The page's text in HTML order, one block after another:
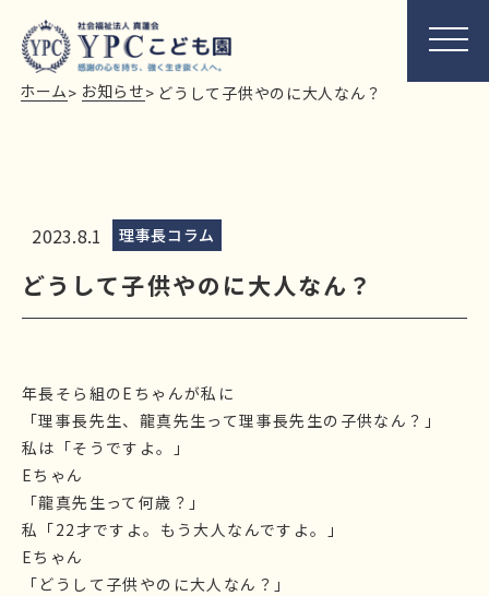
ホーム> お知らせ> どうして子供やのに大人なん？
2023.8.1 理事長コラム
どうして子供やのに大人なん？
年長そら組のEちゃんが私に
「理事長先生、龍真先生って理事長先生の子供なん？」
私は「そうですよ。」
Eちゃん
「龍真先生って何歳？」
私「22才ですよ。もう大人なんですよ。」
Eちゃん
「どうして子供やのに大人なん？」